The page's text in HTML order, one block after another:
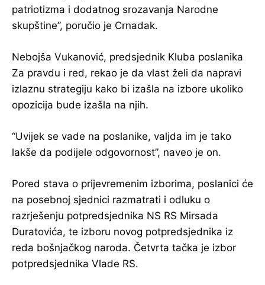
patriotizma i dodatnog srozavanja Narodne
skupštine”, poručio je Crnadak.
Nebojša Vukanović, predsjednik Kluba poslanika
Za pravdu i red, rekao je da vlast želi da napravi
izlaznu strategiju kako bi izašla na izbore ukoliko
opozicija bude izašla na njih.
“Uvijek se vade na poslanike, valjda im je tako
lakše da podijele odgovornost”, naveo je on.
Pored stava o prijevremenim izborima, poslanici će
na posebnoj sjednici razmatrati i odluku o
razrješenju potpredsjednika NS RS Mirsada
Duratovića, te izboru novog potpredsjednika iz
reda bošnjačkog naroda. Četvrta tačka je izbor
potpredsjednika Vlade RS.